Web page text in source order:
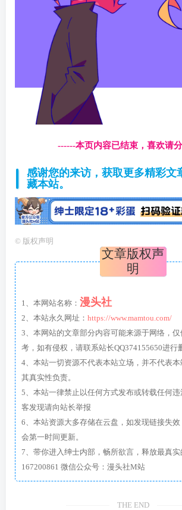
------本页内容已结束，喜欢请
感谢您的来访，获取更多精彩文
藏本站。
© 版权声明
文章版权声
明
1、本网站名称： 漫头社
2、本站永久网址： https://www.mamtou.com/
3、本网站的文章部分内容可能来源于网络，
考，如有侵权，请联系站长QQ374155650进行
4、本站一切资源不代表本站立场，并不代表
其真实性负责。
5、本站一律禁止以任何方式发布或转载任何
客发现请向站长举报
6、本站资源大多存储在云盘，如发现链接失
会第一时间更新。
7、带你进入绅士内部，畅所欲言，释放最真实
167200861 微信公众号：漫头社M站
THE END